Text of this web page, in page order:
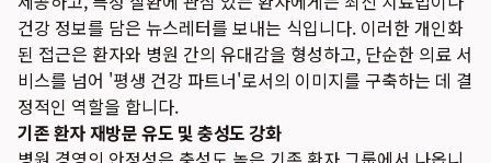
건강 정보를 담은 뉴스레터를 보내는 식입니다. 이러한 개인화
된 접근은 환자와 병원 간의 유대감을 형성하고, 단순한 의료 서
비스를 넘어 '평생 건강 파트너'로서의 이미지를 구축하는 데 결
정적인 역할을 합니다.
기존 환자 재방문 유도 및 충성도 강화